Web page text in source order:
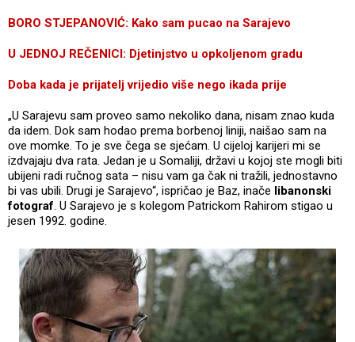
BORO STJEPANOVIĆ: Kako sam pucao na Sarajevo
U JEDNOJ REČENICI: Djetinjstvo u opkoljenom gradu
Doba kada je prijatelj vrijedio više nego ikada prije
„U Sarajevu sam proveo samo nekoliko dana, nisam znao kuda
da idem. Dok sam hodao prema borbenoj liniji, naišao sam na
ove momke. To je sve čega se sjećam. U cijeloj karijeri mi se
izdvajaju dva rata. Jedan je u Somaliji, državi u kojoj ste mogli biti
ubijeni radi ručnog sata – nisu vam ga čak ni tražili, jednostavno
bi vas ubili. Drugi je Sarajevo“, ispričao je Baz, inače libanonski
fotograf. U Sarajevo je s kolegom Patrickom Rahirom stigao u
jesen 1992. godine.